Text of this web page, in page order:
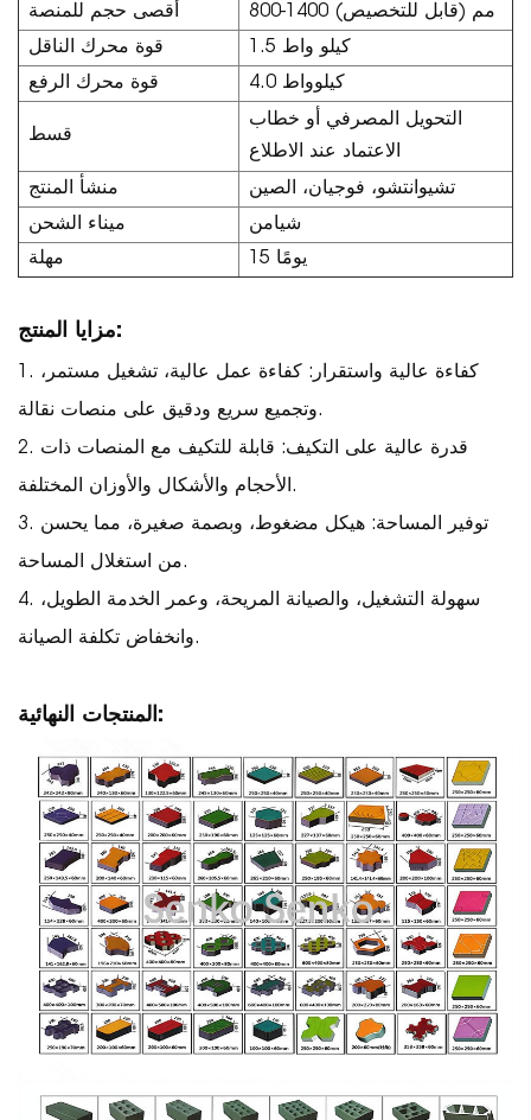
أقصى حجم للمنصة
800-1400 مم (قابل للتخصيص)
قوة محرك الناقل
1.5 كيلو واط
قوة محرك الرفع
4.0 كيلوواط
قسط
التحويل المصرفي أو خطاب
الاعتماد عند الاطلاع
منشأ المنتج
تشيوانتشو، فوجيان، الصين
ميناء الشحن
شيامن
مهلة
15 يومًا
مزايا المنتج:
1. كفاءة عالية واستقرار: كفاءة عمل عالية، تشغيل مستمر،
وتجميع سريع ودقيق على منصات نقالة.
2. قدرة عالية على التكيف: قابلة للتكيف مع المنصات ذات
الأحجام والأشكال والأوزان المختلفة.
3. توفير المساحة: هيكل مضغوط، وبصمة صغيرة، مما يحسن
من استغلال المساحة.
4. سهولة التشغيل، والصيانة المريحة، وعمر الخدمة الطويل،
وانخفاض تكلفة الصيانة.
المنتجات النهائية: